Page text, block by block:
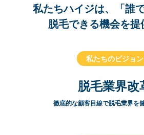
私たちハイジは、「誰
脱毛できる機会を提
私たちのビジョン
脱毛業界改
徹底的な顧客目線で脱毛業界を